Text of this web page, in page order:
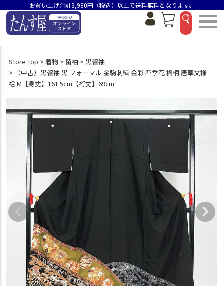
お買い上げ合計3,980円（税込）以上で送料無料となります。
Store Top 着物 留袖
黒留袖
（中古）黒留袖 黒 フォーマル 金駒刺繍 金彩 四季花 橋柄 唐草文様
袷 M【身丈】161.5cm【裄丈】69cm